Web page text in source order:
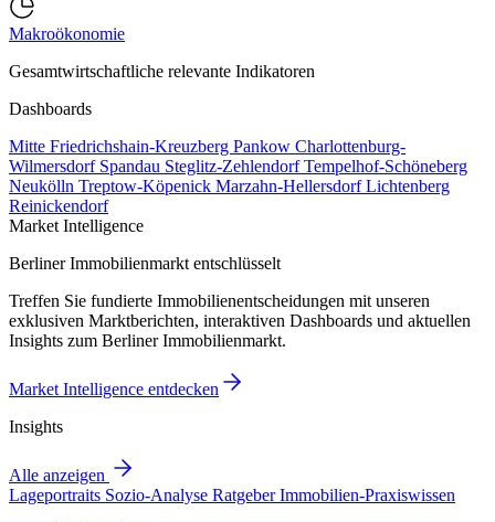
Makroökonomie
Gesamtwirtschaftliche relevante Indikatoren
Dashboards
Mitte Friedrichshain-Kreuzberg Pankow Charlottenburg-
Wilmersdorf Spandau Steglitz-ZehlendorfTempelhof-Schöneberg
Neukölln Treptow-Köpenick Marzahn-HellersdorfLichtenberg
Reinickendorf
Market Intelligence
Berliner Immobilienmarkt entschlüsselt
Treffen Sie fundierte Immobilienentscheidungen mit unseren
exklusiven Marktberichten, interaktiven Dashboards und aktuellen
Insights zum Berliner Immobilienmarkt.
Market Intelligence entdecken
Insights
Alle anzeigen
Lageportraits Sozio-Analyse RatgeberImmobilien-Praxiswissen